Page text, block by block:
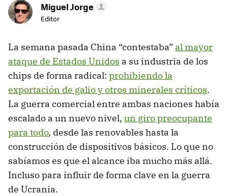
Miguel Jorge
Editor
La semana pasada China “contestaba” al mayor
ataque de Estados Unidos a su industria de los
chips de forma radical: prohibiendo la
exportación de galio y otros minerales críticos.
La guerra comercial entre ambas naciones había
escalado a un nuevo nivel, un giro preocupante
para todo, desde las renovables hasta la
construcción de dispositivos básicos. Lo que no
sabíamos es que el alcance iba mucho más allá.
Incluso para influir de forma clave en la guerra
de Ucrania.